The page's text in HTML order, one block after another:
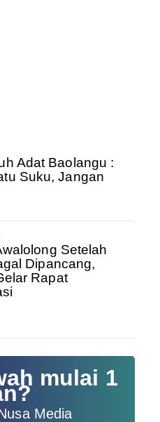
Adat Baolangu :
Suku, Jangan
Setelah
Dipancang,
Rapat
mulai 1
Media